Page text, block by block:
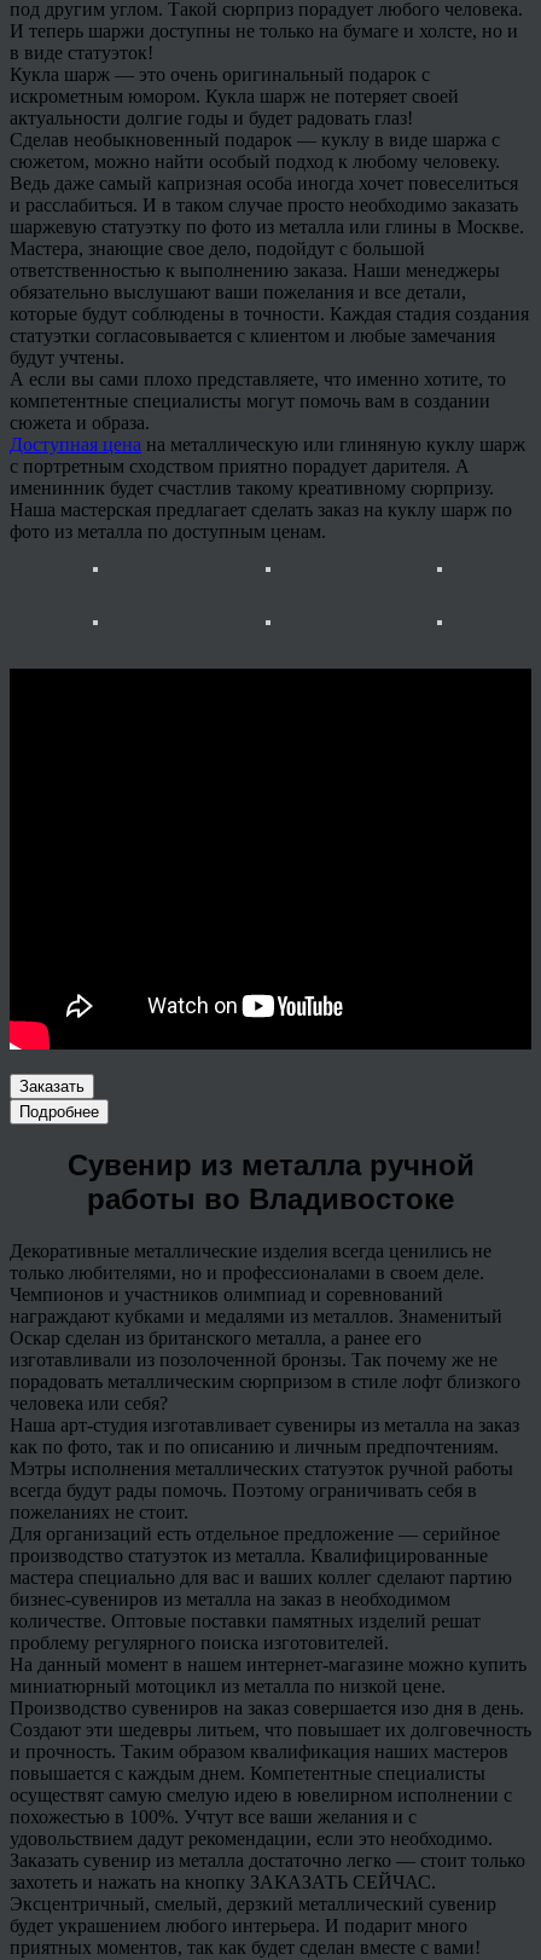
под другим углом. Такой сюрприз порадует любого человека.
И теперь шаржи доступны не только на бумаге и холсте, но и
в виде статуэток!
Кукла шарж — это очень оригинальный подарок с
искрометным юмором. Кукла шарж не потеряет своей
актуальности долгие годы и будет радовать глаз!
Сделав необыкновенный подарок — куклу в виде шаржа с
сюжетом, можно найти особый подход к любому человеку.
Ведь даже самый капризная особа иногда хочет повеселиться
и расслабиться. И в таком случае просто необходимо заказать
шаржевую статуэтку по фото из металла или глины в Москве.
Мастера, знающие свое дело, подойдут с большой
ответственностью к выполнению заказа. Наши менеджеры
обязательно выслушают ваши пожелания и все детали,
которые будут соблюдены в точности. Каждая стадия создания
статуэтки согласовывается с клиентом и любые замечания
будут учтены.
А если вы сами плохо представляете, что именно хотите, то
компетентные специалисты могут помочь вам в создании
сюжета и образа.
Доступная цена на металлическую или глиняную куклу шарж
с портретным сходством приятно порадует дарителя. А
именинник будет счастлив такому креативному сюрпризу.
Наша мастерская предлагает сделать заказ на куклу шарж по
фото из металла по доступным ценам.
Заказать
Подробнее
Сувенир из металла ручной
работы во Владивостоке
Декоративные металлические изделия всегда ценились не
только любителями, но и профессионалами в своем деле.
Чемпионов и участников олимпиад и соревнований
награждают кубками и медалями из металлов. Знаменитый
Оскар сделан из британского металла, а ранее его
изготавливали из позолоченной бронзы. Так почему же не
порадовать металлическим сюрпризом в стиле лофт близкого
человека или себя?
Наша арт-студия изготавливает сувениры из металла на заказ
как по фото, так и по описанию и личным предпочтениям.
Мэтры исполнения металлических статуэток ручной работы
всегда будут рады помочь. Поэтому ограничивать себя в
пожеланиях не стоит.
Для организаций есть отдельное предложение — серийное
производство статуэток из металла. Квалифицированные
мастера специально для вас и ваших коллег сделают партию
бизнес-сувениров из металла на заказ в необходимом
количестве. Оптовые поставки памятных изделий решат
проблему регулярного поиска изготовителей.
На данный момент в нашем интернет-магазине можно купить
миниатюрный мотоцикл из металла по низкой цене.
Производство сувениров на заказ совершается изо дня в день.
Создают эти шедевры литьем, что повышает их долговечность
и прочность. Таким образом квалификация наших мастеров
повышается с каждым днем. Компетентные специалисты
осуществят самую смелую идею в ювелирном исполнении с
похожестью в 100%. Учтут все ваши желания и с
удовольствием дадут рекомендации, если это необходимо.
Заказать сувенир из металла достаточно легко — стоит только
захотеть и нажать на кнопку ЗАКАЗАТЬ СЕЙЧАС.
Эксцентричный, смелый, дерзкий металлический сувенир
будет украшением любого интерьера. И подарит много
приятных моментов, так как будет сделан вместе с вами!